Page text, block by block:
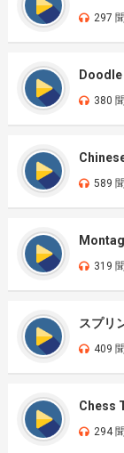
297
380
589
319
スプリ
409
Chess
294